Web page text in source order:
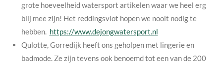
grote hoeveelheid watersport artikelen waar we heel erg
blij mee zijn! Het reddingsvlot hopen we nooit nodig te
hebben. https://www.dejongwatersport.nl
Qulotte, Gorredijk heeft ons geholpen met lingerie en
badmode. Ze zijn tevens ook benoemd tot een van de 200